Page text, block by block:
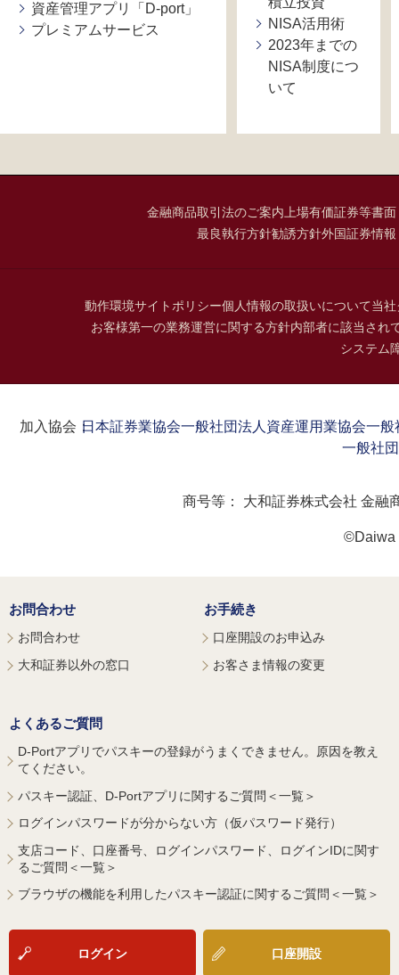
資産管理アプリ「D-port」
プレミアムサービス
NISA活用術
2023年までの
NISA制度につ
いて
金融商品取引法のご案内 上場有価証券等書
最良執行方針勧誘方針外国証券情
動作環境サイトポリシー個人情報の取扱いについて当
お客様第一の業務運営に関する方針内部者に該当され
システム
加入協会：日本証券業協会一般社団法人資産運用業協会一般
一般社
商号等： 大和証券株式会社 金融
©Daiwa
お問合わせ
お問合わせ
大和証券以外の窓口
お手続き
口座開設のお申込み
お客さま情報の変更
よくあるご質問
D-Portアプリでパスキーの登録がうまくできません。原因を教え
てください。
パスキー認証、D-Portアプリに関するご質問＜一覧＞
ログインパスワードが分からない方（仮パスワード発行）
支店コード、口座番号、ログインパスワード、ログインIDに関す
るご質問＜一覧＞
ブラウザの機能を利用したパスキー認証に関するご質問＜一覧＞
ログイン 口座開設